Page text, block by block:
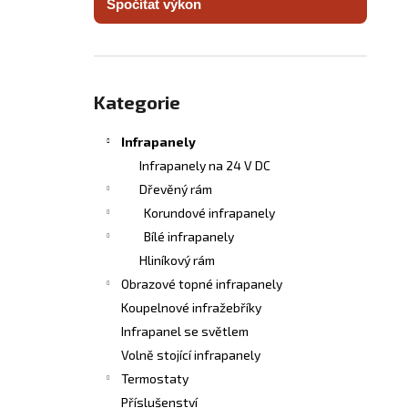
Spočítat výkon
kategorie
Kategorie
Infrapanely
Infrapanely na 24 V DC
Dřevěný rám
Korundové infrapanely
Bílé infrapanely
Hliníkový rám
Obrazové topné infrapanely
Koupelnové infražebříky
Infrapanel se světlem
Volně stojící infrapanely
Termostaty
Příslušenství
INFRASVĚTLO